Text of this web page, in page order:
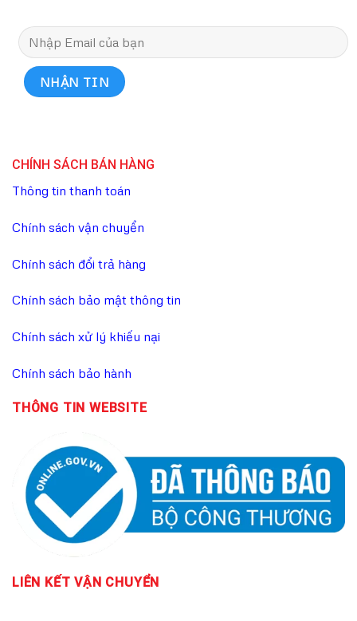
CHÍNH SÁCH BÁN HÀNG
Thông tin thanh toán
Chính sách vận chuyển
Chính sách đổi trả hàng
Chính sách bảo mật thông tin
Chính sách xử lý khiếu nại
Chính sách bảo hành
THÔNG TIN WEBSITE
LIÊN KẾTVẬN CHUYỂN